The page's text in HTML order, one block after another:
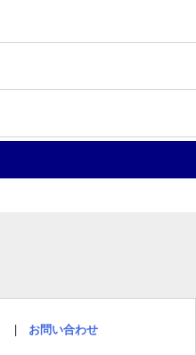
| お問い合わせ